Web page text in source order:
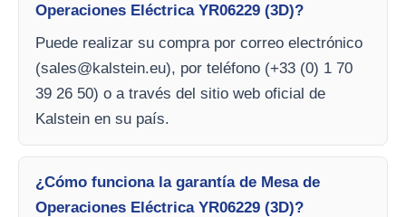
Operaciones Eléctrica YR06229 (3D)?
Puede realizar su compra por correo electrónico
(sales@kalstein.eu), por teléfono (+33 (0) 1 70
39 26 50) o a través del sitio web oficial de
Kalstein en su país.
¿Cómo funciona la garantía de Mesa de
Operaciones Eléctrica YR06229 (3D)?